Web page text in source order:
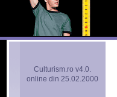
Culturism.ro v4.0.
online din 25.02.2000